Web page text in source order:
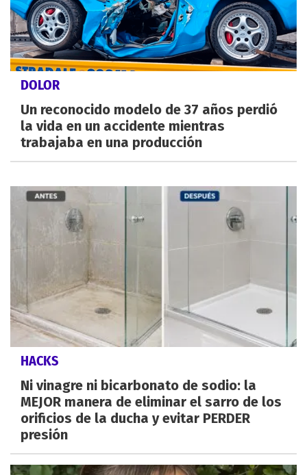
DOLOR
Un reconocido modelo de 37 años perdió
la vida en un accidente mientras
trabajaba en una producción
HACKS
Ni vinagre ni bicarbonato de sodio: la
MEJOR manera de eliminar el sarro de los
orificios de la ducha y evitar PERDER
presión